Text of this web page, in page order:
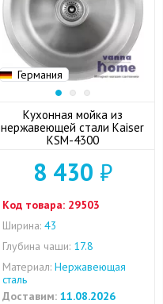
Германия
Кухонная мойка из
нержавеющей стали Kaiser
KSM-4300
8 430 ₽
Код товара: 29503
Ширина: 43
Глубина чаши: 17.8
Материал: Нержавеющая
сталь
Доставим: 11.08.2026